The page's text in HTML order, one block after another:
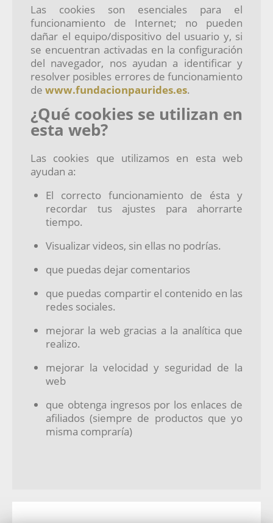
Las cookies son esenciales para el
funcionamiento de Internet; no pueden
dañar el equipo/dispositivo del usuario y, si
se encuentran activadas en la configuración
del navegador, nos ayudan a identificar y
resolver posibles errores de funcionamiento
de www.fundacionpaurides.es.
¿Qué cookies se utilizan en
esta web?
Las cookies que utilizamos en esta web
ayudan a:
El correcto funcionamiento de ésta y
recordar tus ajustes para ahorrarte
tiempo.
Visualizar videos, sin ellas no podrías.
que puedas dejar comentarios
que puedas compartir el contenido en las
redes sociales.
mejorar la web gracias a la analítica que
realizo.
mejorar la velocidad y seguridad de la
web
que obtenga ingresos por los enlaces de
afiliados (siempre de productos que yo
misma compraría)